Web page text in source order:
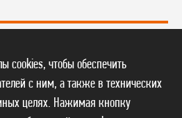
cookies, чтобы обеспечить
с ним, а также в технических
целях. Нажимая кнопку